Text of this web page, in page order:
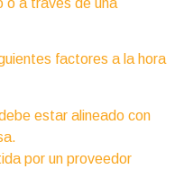
factores a la hora
estar alineado con
por un proveedor